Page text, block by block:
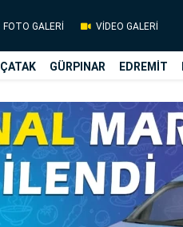
FOTO GALERİ VİDEO GALERİ
ÇATAK GÜRPINAR EDREMİT